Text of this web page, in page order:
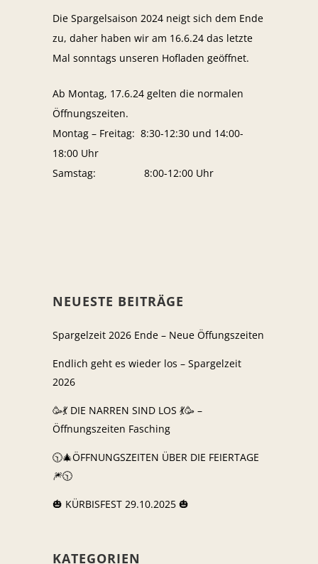
Die Spargelsaison 2024 neigt sich dem Ende
zu, daher haben wir am 16.6.24 das letzte
Mal sonntags unseren Hofladen geöffnet.
Ab Montag, 17.6.24 gelten die normalen
Öffnungszeiten.
Montag – Freitag: 8:30-12:30 und 14:00-
18:00 Uhr
Samstag: 8:00-12:00 Uhr
NEUESTE BEITRÄGE
Spargelzeit 2026 Ende – Neue Öffungszeiten
Endlich geht es wieder los – Spargelzeit
2026
🥳💃 DIE NARREN SIND LOS 💃🥳 –
Öffnungszeiten Fasching
🕥🎄ÖFFNUNGSZEITEN ÜBER DIE FEIERTAGE
🎆🕥
🎃 KÜRBISFEST 29.10.2025 🎃
KATEGORIEN